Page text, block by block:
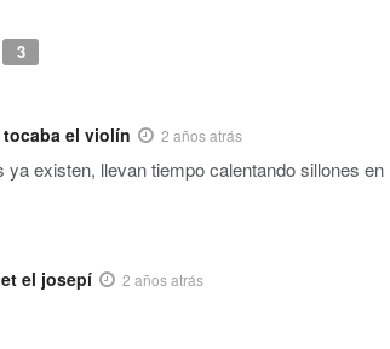
3
tocaba el violín 2 años atrás
ya existen, llevan tiempo calentando sillones
el josepí 2 años atrás